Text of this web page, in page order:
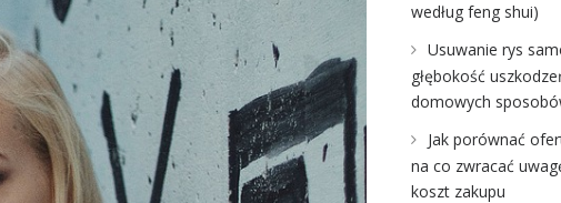
według feng shui)
Usuwanie rys
głębokość
domowych
Jak porównać
na co zwracać
koszt zakupu